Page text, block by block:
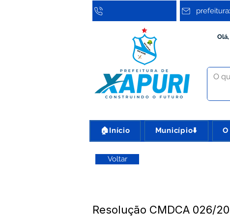
🏠Início Município⬇️
Voltar
Resolução CMDCA 026/